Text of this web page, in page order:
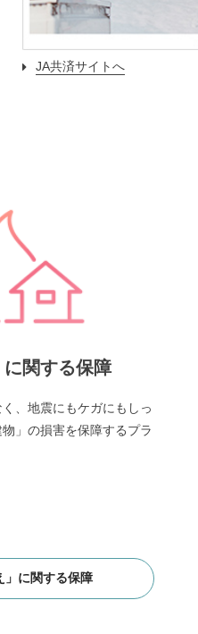
JA共済サイトへ
に関する保障
、地震にもケガにもしっ
」の損害を保障するプラ
」に関する保障